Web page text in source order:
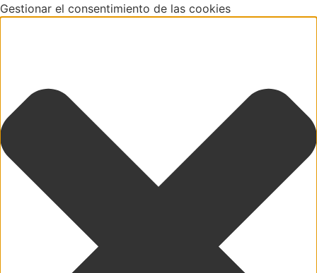
Gestionar el consentimiento de las cookies